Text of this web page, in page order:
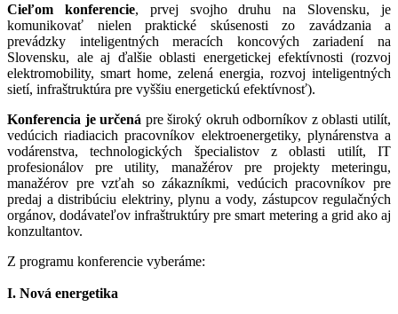
Cieľom konferencie, prvej svojho druhu na Slovensku, je
komunikovať nielen praktické skúsenosti zo zavádzania a
prevádzky inteligentných meracích koncových zariadení na
Slovensku, ale aj ďalšie oblasti energetickej efektívnosti (rozvoj
elektromobility, smart home, zelená energia, rozvoj inteligentných
sietí, infraštruktúra pre vyššiu energetickú efektívnosť).
Konferencia je určená pre široký okruh odborníkov z oblasti utilít,
vedúcich riadiacich pracovníkov elektroenergetiky, plynárenstva a
vodárenstva, technologických špecialistov z oblasti utilít, IT
profesionálov pre utility, manažérov pre projekty meteringu,
manažérov pre vzťah so zákazníkmi, vedúcich pracovníkov pre
predaj a distribúciu elektriny, plynu a vody, zástupcov regulačných
orgánov, dodávateľov infraštruktúry pre smart metering a grid ako aj
konzultantov.
Z programu konferencie vyberáme:
I. Nová energetika